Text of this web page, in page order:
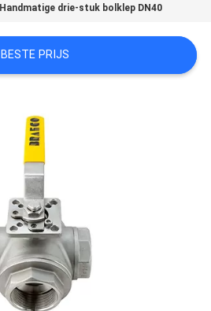
Handmatige drie-stuk bolklep DN40
BESTE PRIJS